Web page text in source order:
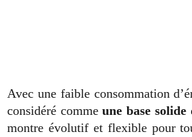
Avec une faible consommation
considéré commeune base solide
montre évolutif et flexible pour